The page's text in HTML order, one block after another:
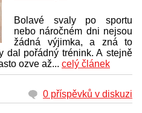
Bolavé svaly po sportu
nebo náročném dni nejsou
žádná výjimka, a zná to
dal pořádný trénink. A stejně
ozve až... celý článek
0 příspěvků v diskuzi